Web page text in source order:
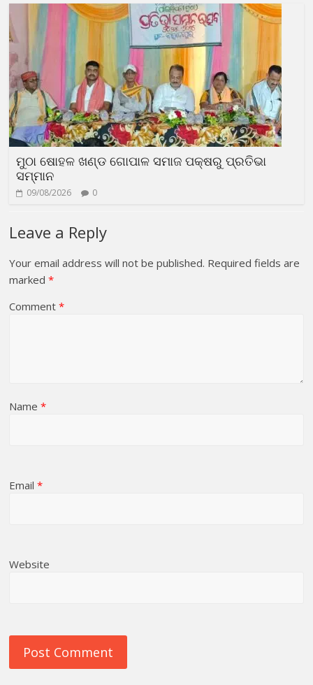
ମୁଠା ଷୋହଳ ଖଣ୍ଡ ଗୋପାଳ ସମାଜ ପକ୍ଷରୁ ପ୍ରତିଭା
ସମ୍ମାନ
09/08/2026 0
Leave a Reply
Your email address will not be published. Required fields are
marked*
Comment*
Name*
Email*
Website